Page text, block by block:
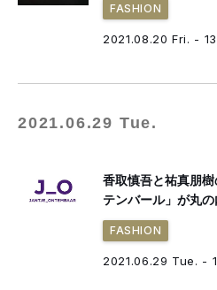
FASHION
2021.08.20 Fri. -
2021.06.29 Tue.
香取慎吾と祐真朋
テンバール」が丸
FASHION
2021.06.29 Tue. -